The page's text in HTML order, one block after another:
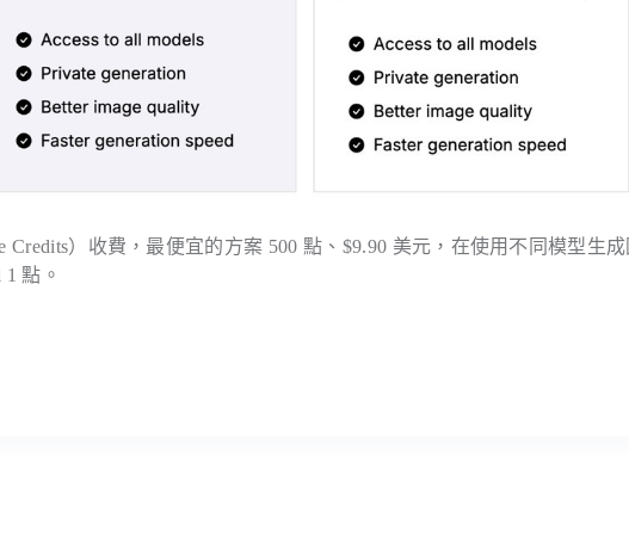
）收費，最便宜的方案 500 點、$9.90 美元，在使用不同模型生
點。